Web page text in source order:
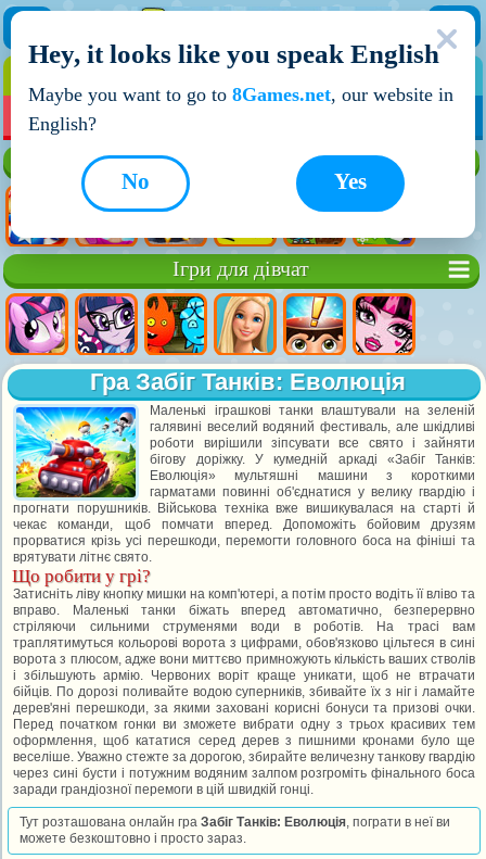
НОВІ ІГРИ
Ігри для дівчат
Гра Забіг Танків: Еволюція
Маленькі іграшкові танки влаштували на зеленій
галявині веселий водяний фестиваль, але шкідливі
роботи вирішили зіпсувати все свято і зайняти
бігову доріжку. У кумедній аркаді «Забіг Танків:
Еволюція» мультяшні машини з короткими
гарматами повинні об'єднатися у велику гвардію і
прогнати порушників. Військова техніка вже вишикувалася на старті й
чекає команди, щоб помчати вперед. Допоможіть бойовим друзям
прорватися крізь усі перешкоди, перемогти головного боса на фініші та
врятувати літнє свято.
Що робити у грі?
Затисніть ліву кнопку мишки на комп'ютері, а потім просто водіть її вліво та
вправо. Маленькі танки біжать вперед автоматично, безперервно
стріляючи сильними струменями води в роботів. На трасі вам
траплятимуться кольорові ворота з цифрами, обов'язково цільтеся в сині
ворота з плюсом, адже вони миттєво примножують кількість ваших стволів
і збільшують армію. Червоних воріт краще уникати, щоб не втрачати
бійців. По дорозі поливайте водою суперників, збивайте їх з ніг і ламайте
дерев'яні перешкоди, за якими заховані корисні бонуси та призові очки.
Перед початком гонки ви зможете вибрати одну з трьох красивих тем
оформлення, щоб кататися серед дерев з пишними кронами було ще
веселіше. Уважно стежте за дорогою, збирайте величезну танкову гвардію
через сині бусти і потужним водяним залпом розгроміть фінального боса
заради грандіозної перемоги в цій швидкій гонці.
Тут розташована онлайн граЗабіг Танків: Еволюція, пограти в неї ви
можете безкоштовно і просто зараз.
Hey, it looks like you speak English
Maybe you want to go to 8Games.net, our website in
English?
Yes
No